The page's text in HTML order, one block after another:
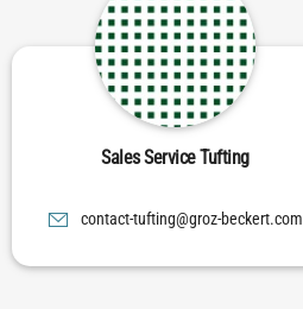
Sales Service Tufting
moc.trekceb-zorg@gnitfut-tcatnoc